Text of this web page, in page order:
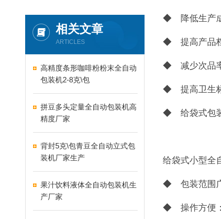
相关文章
ARTICLES
高精度条形咖啡粉粉末全自动
包装机2-8克\包
拼豆多头定量全自动包装机高
精度厂家
背封5克\包青豆全自动立式包
装机厂家生产
果汁饮料液体全自动包装机生
产厂家
◆ 降低生产成
◆ 提高产品档
◆ 减少次品率
◆ 提高卫生标
◆ 给袋式包装
给袋式小型全
◆ 包装范围广
◆ 操作方便：